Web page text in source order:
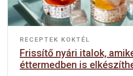
RECEPTEK KOKTÉL
Frissítő nyári italok,
éttermedben is